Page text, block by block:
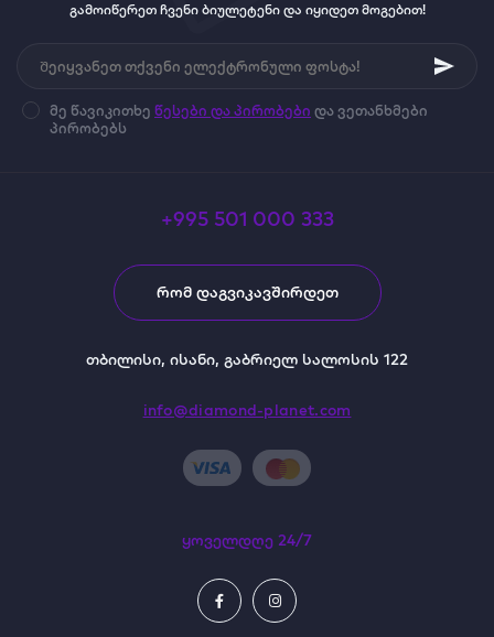
გამოიწერეთ ჩვენი ბიულეტენი და იყიდეთ მოგებით!
მე წავიკითხე წესები და პირობები და ვეთანხმები
პირობებს
+995 501 000 333
ᲠᲝᲛ ᲓᲐᲒᲕᲘᲙᲐᲕᲨᲘᲠᲓᲔᲗ
თბილისი, ისანი, გაბრიელ სალოსის 122
info@diamond-planet.com
ყოველდღე 24/7